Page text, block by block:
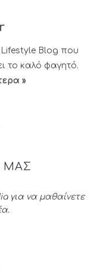
Lifestyle Blog που
το καλό φαγητό.
»
ΜΑΣ
για να μαθαίνετε